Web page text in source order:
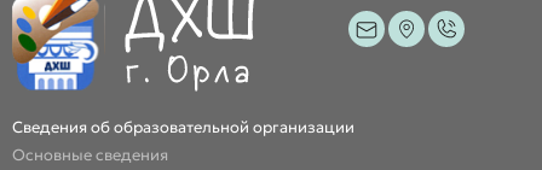
Сведения об образовательной организации
Основные сведения